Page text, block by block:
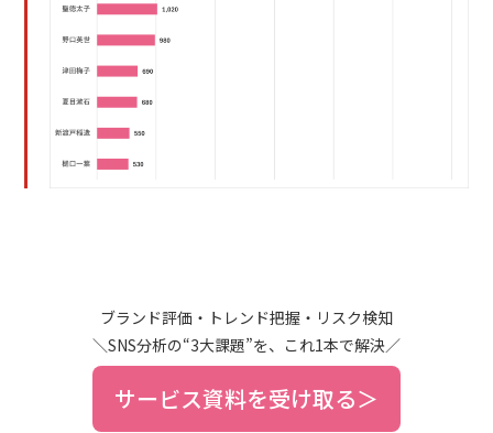
ブランド評価・トレンド把握・リスク検知
＼SNS分析の“3大課題”を、これ1本で解決／
サービス資料を受け取る＞